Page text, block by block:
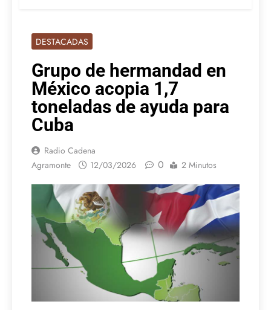
DESTACADAS
Grupo de hermandad en
México acopia 1,7
toneladas de ayuda para
Cuba
Radio Cadena
Agramonte
12/03/2026 0 2 Minutos